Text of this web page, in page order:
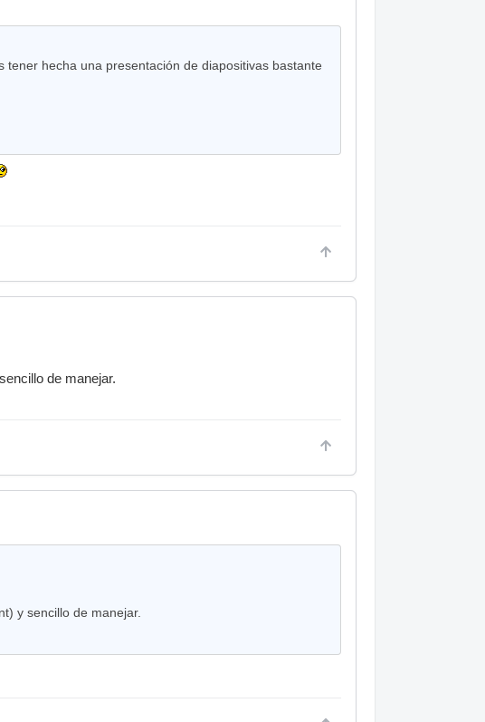
hecha una presentación de diapositivas bastante
de manejar.
y sencillo de manejar.